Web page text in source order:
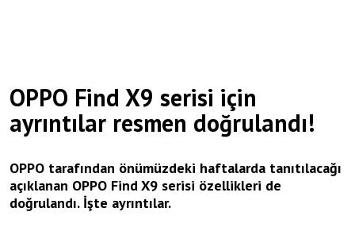
OPPO Find X9 serisi için
ayrıntılar resmen doğrulandı!
OPPO tarafından önümüzdeki haftalarda tanıtılacağı
açıklanan OPPO Find X9 serisi özellikleri de
doğrulandı. İşte ayrıntılar.